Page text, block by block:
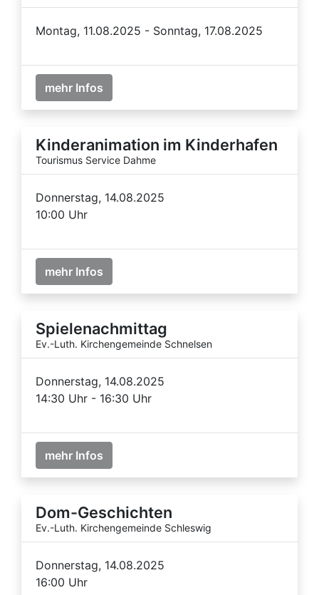
Montag, 11.08.2025 - Sonntag, 17.08.2025
mehr Infos
Kinderanimation im Kinderhafen
Tourismus Service Dahme
Donnerstag, 14.08.2025
10:00 Uhr
mehr Infos
Spielenachmittag
Ev.-Luth. Kirchengemeinde Schnelsen
Donnerstag, 14.08.2025
14:30 Uhr - 16:30 Uhr
mehr Infos
Dom-Geschichten
Ev.-Luth. Kirchengemeinde Schleswig
Donnerstag, 14.08.2025
16:00 Uhr